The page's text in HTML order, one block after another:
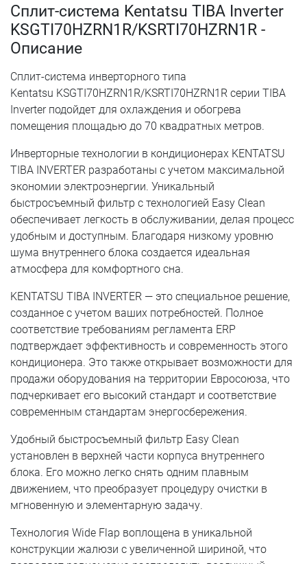
Сплит-система Kentatsu TIBA Inverter
KSGTI70HZRN1R/KSRTI70HZRN1R -
Описание
Сплит-система инверторного типа
Kentatsu KSGTI70HZRN1R/KSRTI70HZRN1R серии TIBA
Inverter подойдет для охлаждения и обогрева
помещения площадью до 70 квадратных метров.
Инверторные технологии в кондиционерах KENTATSU
TIBA INVERTER разработаны с учетом максимальной
экономии электроэнергии. Уникальный
быстросъемный фильтр с технологией Easy Clean
обеспечивает легкость в обслуживании, делая процесс
удобным и доступным. Благодаря низкому уровню
шума внутреннего блока создается идеальная
атмосфера для комфортного сна.
KENTATSU TIBA INVERTER — это специальное решение,
созданное с учетом ваших потребностей. Полное
соответствие требованиям регламента ERP
подтверждает эффективность и современность этого
кондиционера. Это также открывает возможности для
продажи оборудования на территории Евросоюза, что
подчеркивает его высокий стандарт и соответствие
современным стандартам энергосбережения.
Удобный быстросъемный фильтр Easy Clean
установлен в верхней части корпуса внутреннего
блока. Его можно легко снять одним плавным
движением, что преобразует процедуру очистки в
мгновенную и элементарную задачу.
Технология Wide Flap воплощена в уникальной
конструкции жалюзи с увеличенной шириной, что